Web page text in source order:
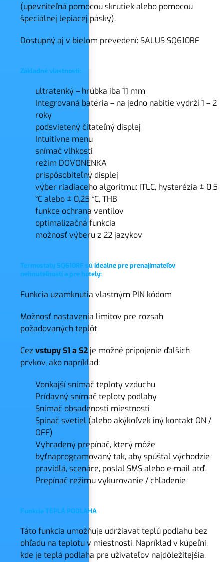
(upevniteľná pomocou skrutiek alebo pomocou
špeciálnej lepiacej pásky).
Dostupný aj v bielom prevedení: SALUS SQ610RF
Základné vlastnosti:
ultratenký – hrúbka iba 11 mm
Integrovaná batéria – na jedno nabitie vydrží 1 – 2
roky
podsvietený čitateľný displej
Intuitívne menu
snímač vlhkosti
režim DOVONENKA
prispôsobiteľný displej
výber riadiaceho algoritmu: ITLC, hysterézia ± 0,5
°C alebo ± 0,25 °C, THB
funkce ochrana ventilov
optimalizačná funkcia
možnosť výberu z 22 jazykov
Termostaty SQ610RF sú ideálne pre prenajímateľov
nehnuteľností a pre hotely:
Funkcia uzamknutia vlastným PIN kódom
Možnosť nastavenia limitov pre rozsah
požadovaných teplôt
Cezvstupy S1 a S2 je možné pripojenie ďalších
prvkov, ako napríklad:
Vonkajší snímač teploty vzduchu
Prídavný snímač teploty podlahy
Snímač obsadenosti miestnosti
Spínač svetiel (alebo akýkoľvek iný kontakt ON /
OFF)
Vyhradený prepínač, který môže
byťnaprogramovaný tak, aby spúšťal východzie
pravidlá, scenáre, poslal SMS alebo e-mail atď.
Prepínač režimu vykurovanie / chladenie
Funkcia TEPLÁ PODLAHA
Táto funkcia umožňuje udržiavať teplú podlahu bez
ohľadu na teplotu v miestnosti. Napríklad v kúpeľni,
kde je teplá podlaha pre užívateľov najdôležitejšia.